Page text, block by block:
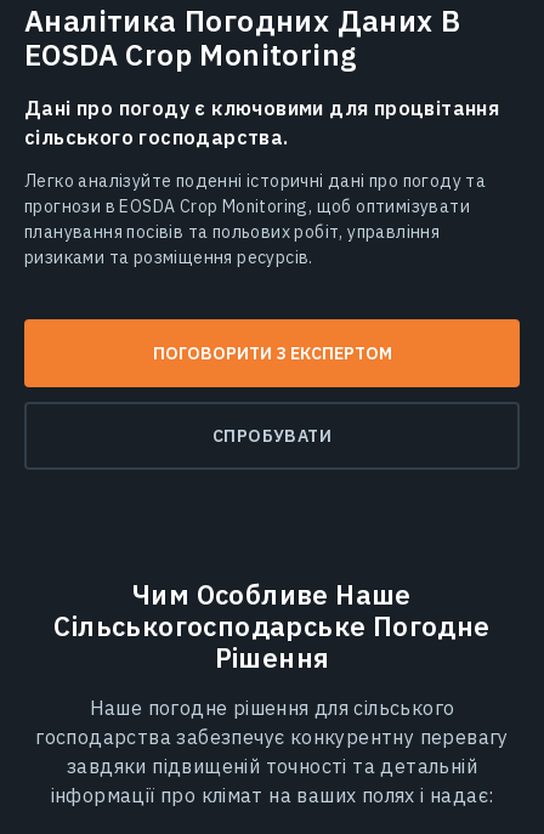
Аналітика Погодних Даних В
EOSDA Crop Monitoring
Дані про погоду є ключовими для процвітання
сільського господарства.
Легко аналізуйте поденні історичні дані про погоду та
прогнози в EOSDA Crop Monitoring, щоб оптимізувати
планування посівів та польових робіт, управління
ризиками та розміщення ресурсів.
ПОГОВОРИТИ З ЕКСПЕРТОМ
СПРОБУВАТИ
Чим Особливе Наше
Сільськогосподарське Погодне
Рішення
Наше погодне рішення для сільського
господарства забезпечує конкурентну перевагу
завдяки підвищеній точності та детальній
інформації про клімат на ваших полях і надає: